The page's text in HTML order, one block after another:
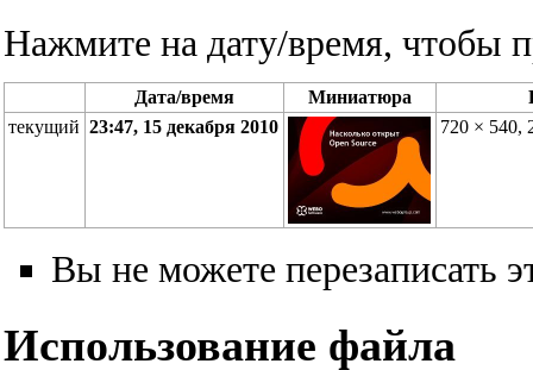
Нажмите на дату/время, чтобы
Дата/время Миниатюра
текущий 23:47, 15 декабря 2010 720 × 540,
Вы не можете перезаписать
Использование файла